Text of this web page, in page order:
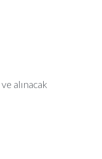
alınacak